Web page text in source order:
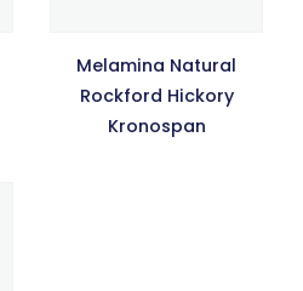
Melamina Natural
Rockford Hickory
Kronospan